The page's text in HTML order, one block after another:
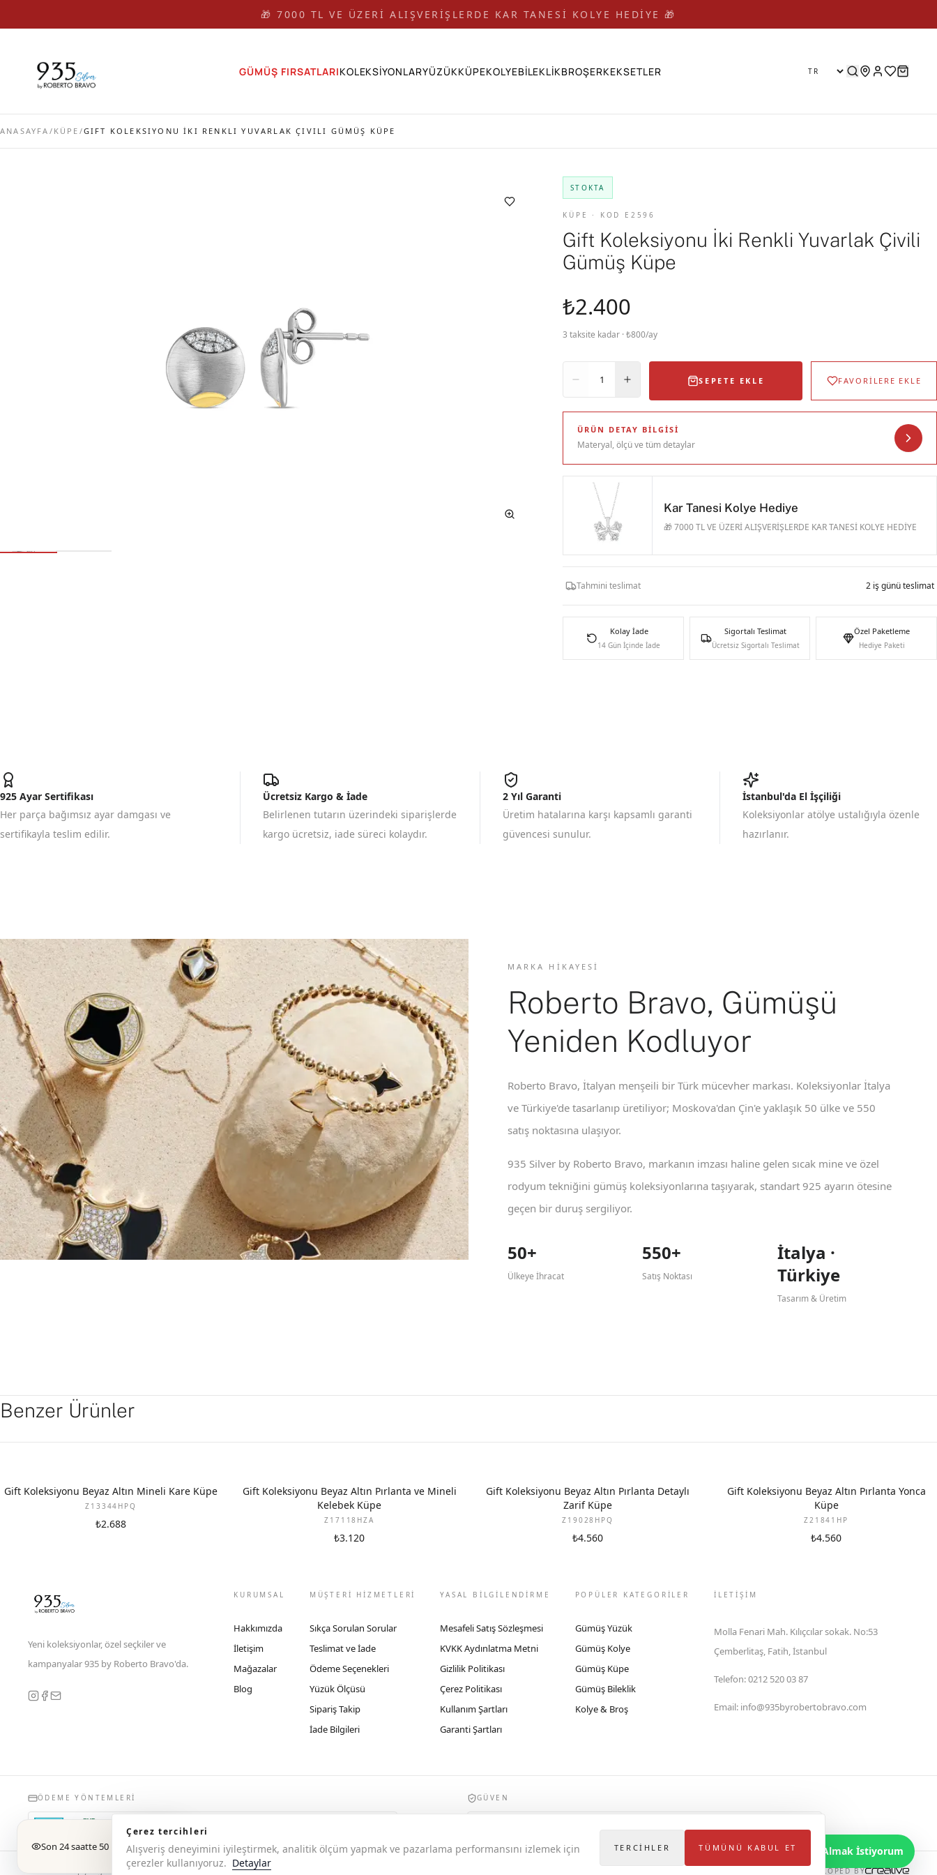
🎁 🎁 7000 TL VE ÜZERİ ALIŞVERİŞLERDE KAR TANESİ KOLYE HEDİYE 🎁 🎁
GÜMÜŞ FIRSATLARIKOLEKSİYONLARYÜZÜKKÜPEKOLYEBİLEKLİKBROŞERKEKSETLER
ANASAYFA / KÜPE /GIFT KOLEKSIYONU İKI RENKLI YUVARLAK ÇIVILI GÜMÜŞ KÜPE
STOKTA
KÜPE · KOD E2596
Gift Koleksiyonu İki Renkli Yuvarlak Çivili
Gümüş Küpe
Son 24 saatte 50 kişi baktı
₺2.400
3 taksite kadar · ₺800/ay
1 SEPETE EKLE FAVORİLERE EKLE
ÜRÜN DETAY BILGISI
Materyal, ölçü ve tüm detaylar
Kar Tanesi Kolye Hediye
🎁 7000 TL VE ÜZERİ ALIŞVERİŞLERDE KAR TANESİ KOLYE HEDİYE
Tahmini teslimat 2 iş günü teslimat
Kolay İade
14 Gün İçinde İade
Sigortalı Teslimat
Ücretsiz Sigortalı Teslimat
Özel Paketleme
Hediye Paketi
925 Ayar Sertifikası
Her parça bağımsız ayar damgası ve
sertifikayla teslim edilir.
Ücretsiz Kargo & İade
Belirlenen tutarın üzerindeki siparişlerde
kargo ücretsiz, iade süreci kolaydır.
2 Yıl Garanti
Üretim hatalarına karşı kapsamlı garanti
güvencesi sunulur.
İstanbul'da El İşçiliği
Koleksiyonlar atölye ustalığıyla özenle
hazırlanır.
MARKA HIKAYESI
Roberto Bravo, Gümüşü
Yeniden Kodluyor
Roberto Bravo, İtalyan menşeili bir Türk mücevher markası. Koleksiyonlar İtalya
ve Türkiye'de tasarlanıp üretiliyor; Moskova'dan Çin'e yaklaşık 50 ülke ve 550
satış noktasına ulaşıyor.
935 Silver by Roberto Bravo, markanın imzası haline gelen sıcak mine ve özel
rodyum tekniğini gümüş koleksiyonlarına taşıyarak, standart 925 ayarın ötesine
geçen bir duruş sergiliyor.
50+
Ülkeye İhracat
550+
Satış Noktası
İtalya ·
Türkiye
Tasarım & Üretim
Benzer Ürünler
YENI
Gift Koleksiyonu Beyaz Altın Mineli Kare Küpe
Z13344HPQ
₺2.688
YENI
Gift Koleksiyonu Beyaz Altın Pırlanta ve Mineli
Kelebek Küpe
Z17118HZA
₺3.120
YENI
Gift Koleksiyonu Beyaz Altın Pırlanta Detaylı
Zarif Küpe
Z19028HPQ
₺4.560
YENI
Gift Koleksiyonu Beyaz Altın Pırlanta Yonca
Küpe
Z21841HP
₺4.560
Yeni koleksiyonlar, özel seçkiler ve
kampanyalar 935 by Roberto Bravo'da.
KURUMSAL
Hakkımızda
İletişim
Mağazalar
Blog
MÜŞTERİ HİZMETLERİ
Sıkça Sorulan Sorular
Teslimat ve İade
Ödeme Seçenekleri
Yüzük Ölçüsü
Sipariş Takip
İade Bilgileri
YASAL BİLGİLENDİRME
Mesafeli Satış Sözleşmesi
KVKK Aydınlatma Metni
Gizlilik Politikası
Çerez Politikası
Kullanım Şartları
Garanti Şartları
POPÜLER KATEGORİLER
Gümüş Yüzük
Gümüş Kolye
Gümüş Küpe
Gümüş Bileklik
Kolye & Broş
İLETIŞIM
Molla Fenari Mah. Kılıçcılar sokak. No:53
Çemberlitaş, Fatih, İstanbul
Telefon:0212 520 03 87
Email: info@935byrobertobravo.com
ÖDEME YÖNTEMLERI GÜVEN
© 2026 Copyright 935 by Roberto Bravo DEVELOPED BY
Bilgi Almak İstiyorum
Çerez tercihleri
Alışveriş deneyimini iyileştirmek, analitik ölçüm yapmak ve pazarlama performansını izlemek için
çerezler kullanıyoruz. Detaylar
TERCIHLER TÜMÜNÜ KABUL ET